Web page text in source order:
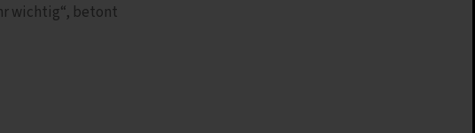
wichtig“, betont